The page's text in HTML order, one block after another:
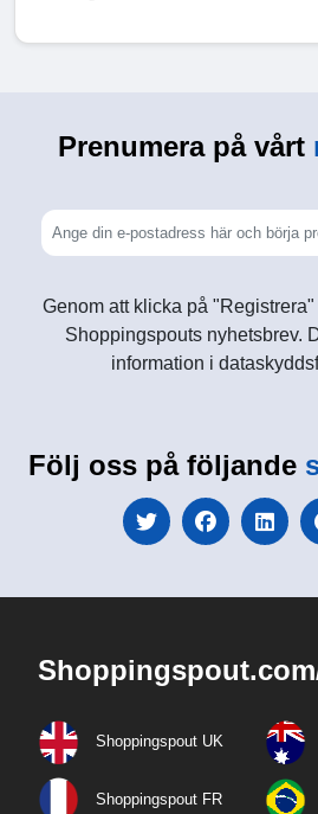
Prenumera på vårt
Genom att klicka på
Shoppingspouts nyhetsbrev.
information i
Följ oss på följande
Shoppingspout UK
Shoppingspout FR